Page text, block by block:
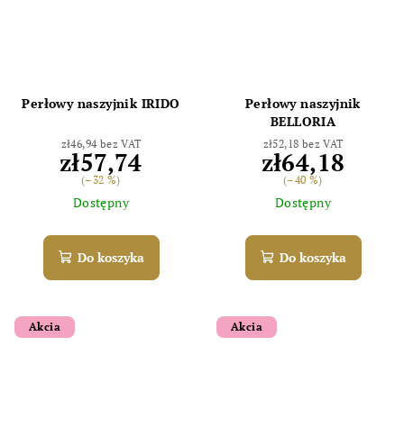
Perłowy naszyjnik IRIDO
zł46,94 bez VAT
zł57,74
(–32 %)
Dostępny
Do koszyka
Perłowy naszyjnik
BELLORIA
zł52,18 bez VAT
zł64,18
(–40 %)
Dostępny
Do koszyka
Akcia Akcia